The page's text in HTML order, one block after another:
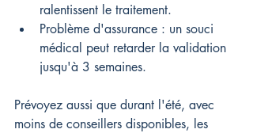
ralentissent le traitement.
Problème d'assurance : un souci
médical peut retarder la validation
jusqu'à 3 semaines.
Prévoyez aussi que durant l'été, avec
moins de conseillers disponibles, les